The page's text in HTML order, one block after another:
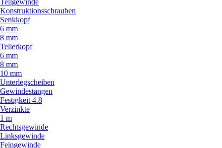
Teilgewinde
Konstruktionsschrauben
Senkkopf
6 mm
8 mm
Tellerkopf
6 mm
8 mm
10 mm
Unterlegscheiben
Gewindestangen
Festigkeit 4.8
Verzinkte
1 m
Rechtsgewinde
Linksgewinde
Feingewinde